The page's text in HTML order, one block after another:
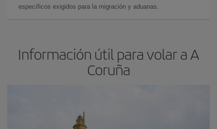
específicos exigidos para la migración y aduanas.
Información útil para volar a A
Coruña